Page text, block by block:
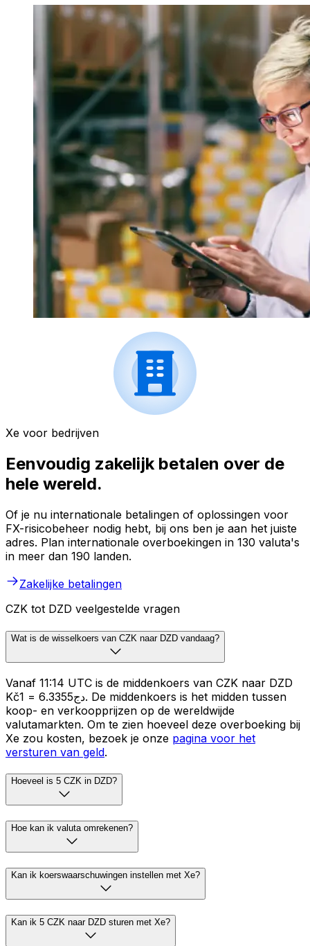
Xe voor bedrijven
Eenvoudig zakelijk betalen over de
hele wereld.
Of je nu internationale betalingen of oplossingen voor
FX-risicobeheer nodig hebt, bij ons ben je aan het juiste
adres. Plan internationale overboekingen in 130 valuta's
in meer dan 190 landen.
Zakelijke betalingen
CZK tot DZD veelgestelde vragen
Wat is de wisselkoers van CZK naar DZD vandaag?
Vanaf 11:14 UTC is de middenkoers van CZK naar DZD
Kč1 = دج6.3355. De middenkoers is het midden tussen
koop- en verkoopprijzen op de wereldwijde
valutamarkten. Om te zien hoeveel deze overboeking bij
Xe zou kosten, bezoek je onze pagina voor het
versturen van geld.
Hoeveel is 5 CZK in DZD?
Hoe kan ik valuta omrekenen?
Kan ik koerswaarschuwingen instellen met Xe?
Kan ik 5 CZK naar DZD sturen met Xe?